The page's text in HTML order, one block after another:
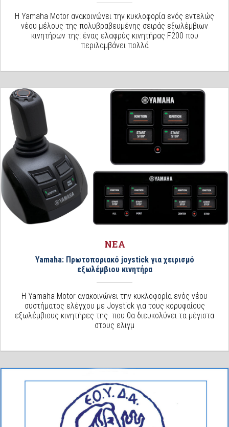
Η Yamaha Motor ανακοινώνει την κυκλοφορία ενός εντελώς
νέου µέλους της πολυβραβευμένης σειράς εξωλέμβιων
κινητήρων της: ένας ελαφρύς κινητήρας F200 που
περιλαμβάνει πολλά
ΝΕΑ
Yamaha: Πρωτοποριακό joystick για χειρισμό
εξωλέμβιου κινητήρα
Η Yamaha Motor ανακοινώνει την κυκλοφορία ενός νέου
συστήματος ελέγχου µε Joystick για τους κορυφαίους
εξωλέμβιους κινητήρες της που θα διευκολύνει τα μέγιστα
στους ελιγμ